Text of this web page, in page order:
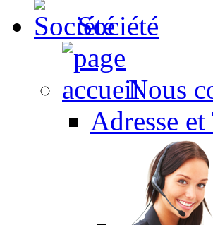
Société
Nous
Adresse